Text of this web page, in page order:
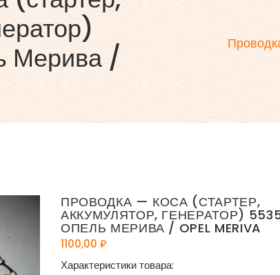
Мерива /
ПРОВОДКА — КОСА (СТАРТЕР,
АККУМУЛЯТОР, ГЕНЕРАТОР)
ОПЕЛЬ МЕРИВА / OPEL MERIVA
1100,00 ₽
Характеристики товара: